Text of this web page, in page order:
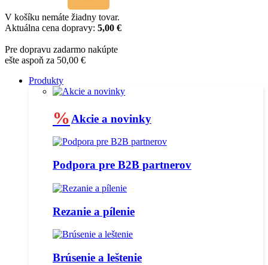
V košíku nemáte žiadny tovar.
Aktuálna cena dopravy: 5,00 €
Pre dopravu zadarmo nakúpte
ešte aspoň za 50,00 €
Produkty
% Akcie a novinky
Podpora pre B2B partnerov
Rezanie a pílenie
Brúsenie a leštenie